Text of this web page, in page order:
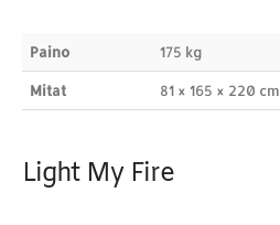
Paino 175 kg
Mitat 81 × 165 × 220 cm
Light My Fire